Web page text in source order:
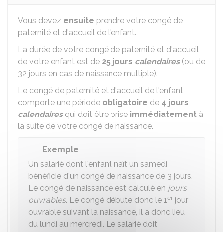
Vous devez ensuite prendre votre congé de
paternité et d'accueil de l'enfant.
La durée de votre congé de paternité et d'accueil
de votre enfant est de 25 jours calendaires(ou de
32 jours en cas de naissance multiple).
Le congé de paternité et d'accueil de l'enfant
comporte une période obligatoire de 4 jours
calendairesqui doit être prise immédiatement à
la suite de votre congé de naissance.
Exemple
Un salarié dont l'enfant naît un samedi
bénéficie d'un congé de naissance de 3 jours.
Le congé de naissance est calculé en jours
ouvrables. Le congé débute donc le 1er jour
ouvrable suivant la naissance, il a donc lieu
du lundi au mercredi. Le salarié doit